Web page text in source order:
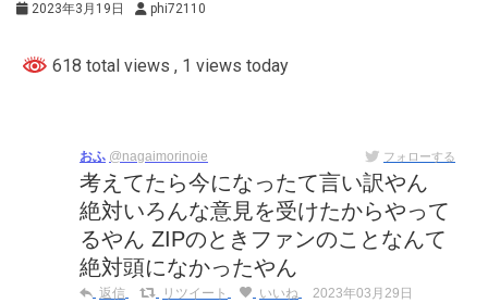
2023年3月19日 phi72110
618 total views , 1 views today
おふ @nagaimorinoie フォローする
考えてたら今になったて言い訳やん
絶対いろんな意見を受けたからやって
るやん ZIPのときファンのことなんて
絶対頭になかったやん
返信 リツイート いいね
2023年03月29日